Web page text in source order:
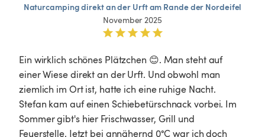
Naturcampingdirektander Urftam Randeder Nordeifel
November 2025
Ein wirklich schönes Plätzchen 😊. Man steht auf
einer Wiese direkt an der Urft. Und obwohl man
ziemlich im Ort ist, hatte ich eine ruhige Nacht.
Stefan kam auf einen Schiebetürschnack vorbei. Im
Sommer gibt's hier Frischwasser, Grill und
Feuerstelle. Jetzt bei annähernd 0°C war ich doch